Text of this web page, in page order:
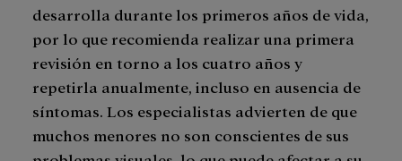
desarrolla durante los primeros años de vida,
por lo que recomienda realizar una primera
revisión en torno a los cuatro años y
repetirla anualmente, incluso en ausencia de
síntomas. Los especialistas advierten de que
muchos menores no son conscientes de sus